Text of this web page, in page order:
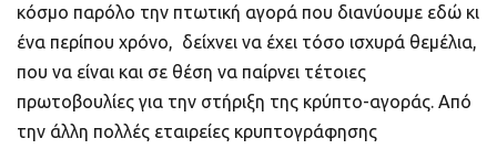
κόσμο παρόλο την πτωτική αγορά που διανύουμε εδώ κι
ένα περίπου χρόνο, δείχνει να έχει τόσο ισχυρά θεμέλια,
που να είναι και σε θέση να παίρνει τέτοιες
πρωτοβουλίες για την στήριξη της κρύπτο-αγοράς. Από
την άλλη πολλές εταιρείες κρυπτογράφησης